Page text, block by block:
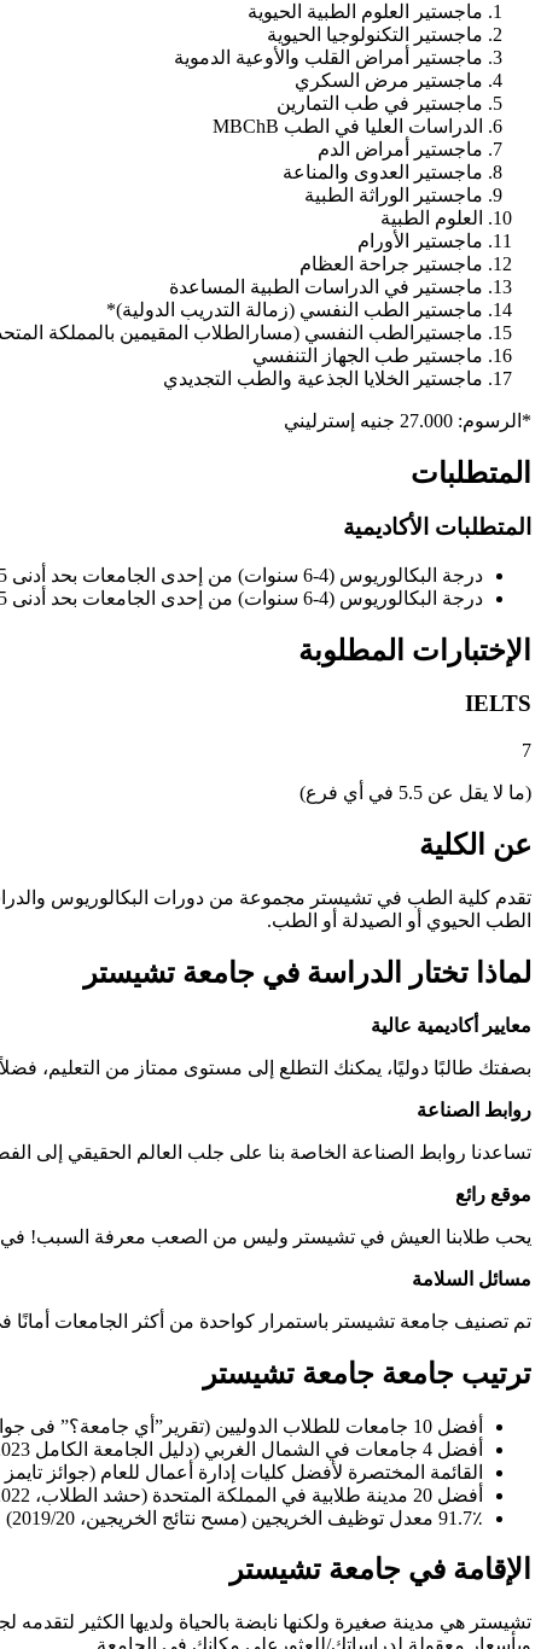
ماجستير العلوم الطبية الحيوية
ماجستير التكنولوجيا الحيوية
ماجستير أمراض القلب والأوعية الدموية
ماجستير مرض السكري
ماجستير في طب التمارين
الدراسات العليا في الطب MBChB
ماجستير أمراض الدم
ماجستير العدوى والمناعة
ماجستير الوراثة الطبية
العلوم الطبية
ماجستير الأورام
ماجستير جراحة العظام
ماجستير في الدراسات الطبية المساعدة
ماجستير الطب النفسي (زمالة التدريب الدولية)*
ماجستيرالطب النفسي (مسارالطلاب المقيمين بالمملكة
ماجستير طب الجهاز التنفسي
ماجستير الخلايا الجذعية والطب التجديدي
*الرسوم: 27.000 جنيه إسترليني
المتطلبات
المتطلبات الأكاديمية
درجة البكالوريوس (4-6 سنوات) من إحدى الجامعات بحد أدنى 65% أو المعدل التراكمي 2.6/4 للدورات التي تتطلب معادلة 2:2.
درجة البكالوريوس (4-6 سنوات) من إحدى الجامعات بحد أدنى 75% أو المعدل التراكمي 3.0/4 للدورات التى تتطلب معادلة 2:1.
الإختبارات المطلوبة
IELTS
7
(ما لا يقل عن 5.5 في أي فرع)
عن الكلية
تقدم كلية الطب في تشيستر مجموعة من دورات البكالوريوس
الطب الحيوي أو الصيدلة أو الطب.
لماذا تختار الدراسة في جامعة تشيستر
معايير أكاديمية عالية
بصفتك طالبًا دوليًا، يمكنك التطلع إلى مستوى ممتاز من التعليم،
روابط الصناعة
تساعدنا روابط الصناعة الخاصة بنا على جلب العالم الحقيقي إلى
موقع رائع
يحب طلابنا العيش في تشيستر وليس من الصعب معرفة السبب! في حين
مسائل السلامة
تم تصنيف جامعة تشيستر باستمرار كواحدة من أكثر الجامعات
ترتيب جامعة جامعة تشيستر
أفضل 10 جامعات للطلاب الدوليين (تقرير”أي جامعة؟” فى جوائز اختيار الطلاب (2023)
أفضل 4 جامعات في الشمال الغربي (دليل الجامعة الكامل 2023)
القائمة المختصرة لأفضل كليات إدارة أعمال للعام (جوائز تايمز
أفضل 20 مدينة طلابية في المملكة المتحدة (حشد الطلاب، 2022)
91.7٪ معدل توظيف الخريجين (مسح نتائج الخريجين، 2019/20)
الإقامة في جامعة تشيستر